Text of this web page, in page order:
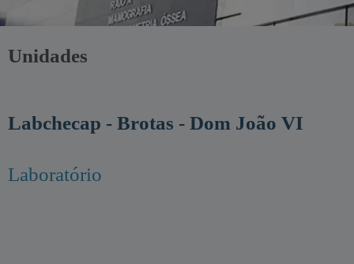
Unidades
Labchecap - Brotas - Dom João VI
Laboratório